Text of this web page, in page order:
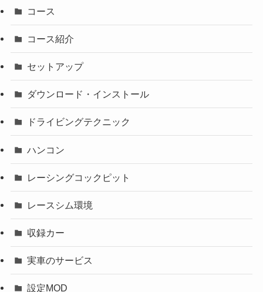
コース
コース紹介
セットアップ
ダウンロード・インストール
ドライビングテクニック
ハンコン
レーシングコックピット
レースシム環境
収録カー
実車のサービス
設定MOD